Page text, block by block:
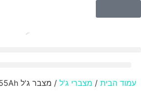
עמוד הבית / מצברי ג'ל / מצבר ג'ל 12V-55Ah